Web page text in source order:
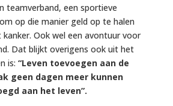
teamverband, een sportieve
op die manier geld op te halen
Ook wel een avontuur voor
Dat blijkt overigens ook uit het
is: “Leven toevoegen aan de
geen dagen meer kunnen
aan het leven”.